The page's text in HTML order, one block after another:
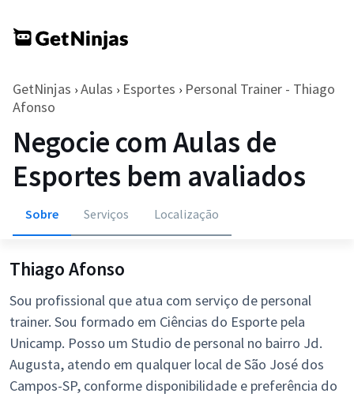
GetNinjas › Aulas › Esportes › Personal Trainer - Thiago
Afonso
Negocie com Aulas de
Esportes bem avaliados
Sobre Serviços Localização
Thiago Afonso
Sou profissional que atua com serviço de personal
trainer. Sou formado em Ciências do Esporte pela
Unicamp. Posso um Studio de personal no bairro Jd.
Augusta, atendo em qualquer local de São José dos
Campos-SP, conforme disponibilidade e preferência do